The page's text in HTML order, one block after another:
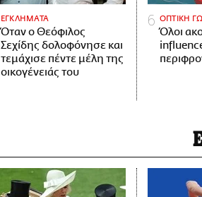
ΕΓΚΛΗΜΑΤΑ
Όταν ο Θεόφιλος
Σεχίδης δολοφόνησε και
τεμάχισε πέντε μέλη της
οικογένειάς του
ΟΠΤΙΚΗ
Όλοι